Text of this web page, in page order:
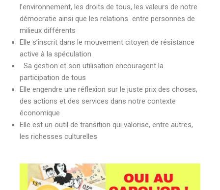
l’environnement, les droits de tous, les valeurs de notre
démocratie ainsi que les relations entre personnes de
milieux différents
Elle s’inscrit dans le mouvement citoyen de résistance
active à la spéculation
Sa gestion et son utilisation encouragent la
participation de tous
Elle engendre une réflexion sur le juste prix des choses,
des actions et des services dans notre contexte
économique
Elle est un outil de transition qui valorise, entre autres,
les richesses culturelles